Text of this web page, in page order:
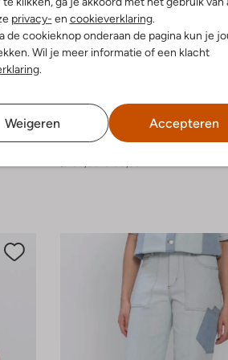
privacy- en cookieverklaring.
de cookieknop onderaan de pagina kun je
Wil je meer informatie of een klacht
.
Weigeren Accepteren
-60%
Mini jurk